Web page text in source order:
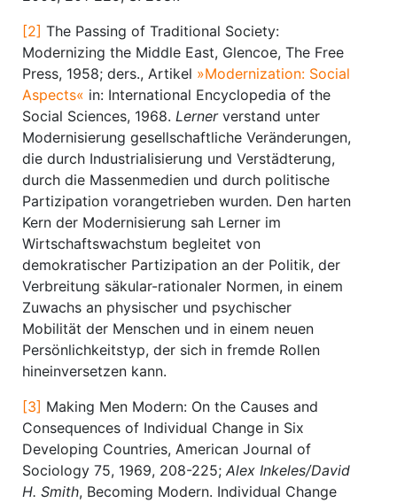
[2] The Passing of Traditional Society:
Modernizing the Middle East, Glencoe, The Free
Press, 1958; ders., Artikel »Modernization: Social
Aspects« in: International Encyclopedia of the
Social Sciences, 1968. Lernerverstand unter
Modernisierung gesellschaftliche Veränderungen,
die durch Industrialisierung und Verstädterung,
durch die Massenmedien und durch politische
Partizipation vorangetrieben wurden. Den harten
Kern der Modernisierung sah Lerner im
Wirtschaftswachstum begleitet von
demokratischer Partizipation an der Politik, der
Verbreitung säkular-rationaler Normen, in einem
Zuwachs an physischer und psychischer
Mobilität der Menschen und in einem neuen
Persönlichkeitstyp, der sich in fremde Rollen
hineinversetzen kann.
[3] Making Men Modern: On the Causes and
Consequences of Individual Change in Six
Developing Countries, American Journal of
Sociology 75, 1969, 208-225; Alex Inkeles/David
H. Smith, Becoming Modern. Individual Change